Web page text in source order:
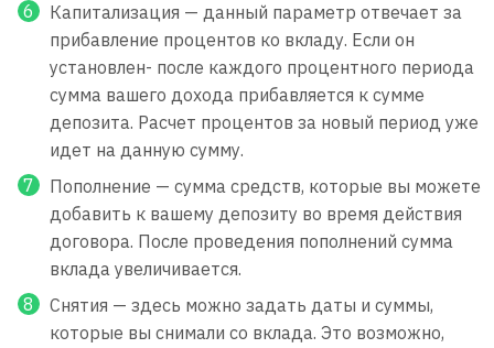
Капитализация — данный параметр отвечает за
прибавление процентов ко вкладу. Если он
установлен- после каждого процентного периода
сумма вашего дохода прибавляется к сумме
депозита. Расчет процентов за новый период уже
идет на данную сумму.
Пополнение — сумма средств, которые вы можете
добавить к вашему депозиту во время действия
договора. После проведения пополнений сумма
вклада увеличивается.
Снятия — здесь можно задать даты и суммы,
которые вы снимали со вклада. Это возможно,